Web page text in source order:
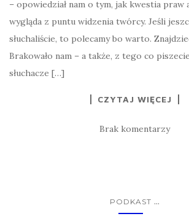
– opowiedział nam o tym, jak kwestia
wygląda z puntu widzenia twórcy. Jeśli
słuchaliście, to polecamy bo warto.
Brakowało nam – a także, z tego co
słuchacze […]
CZYTAJ WIĘCEJ
Brak komentarzy
PODKAST ...